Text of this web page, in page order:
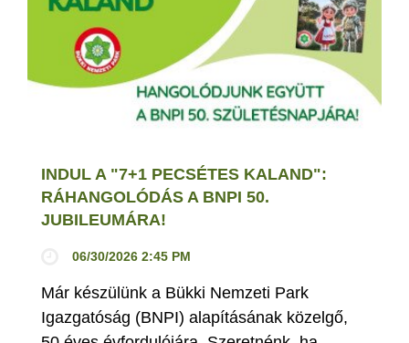
INDUL A "7+1 PECSÉTES KALAND":
RÁHANGOLÓDÁS A BNPI 50.
JUBILEUMÁRA!
06/30/2026 2:45 PM
Már készülünk a Bükki Nemzeti Park
Igazgatóság (BNPI) alapításának közelgő,